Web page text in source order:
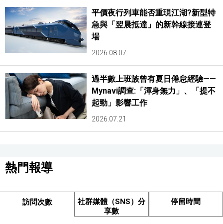
平價夜行列車能否重現江湖?新型特
急與「翌晨抵達」的新幹線接連登
場
2026.08.07
過半數上班族曾有夏日倦怠經驗——
Mynavi調查:「渾身無力」、「提不
起勁」影響工作
2026.07.21
熱門報導
訪問次數
社群媒體（SNS）分
享數
停留時間